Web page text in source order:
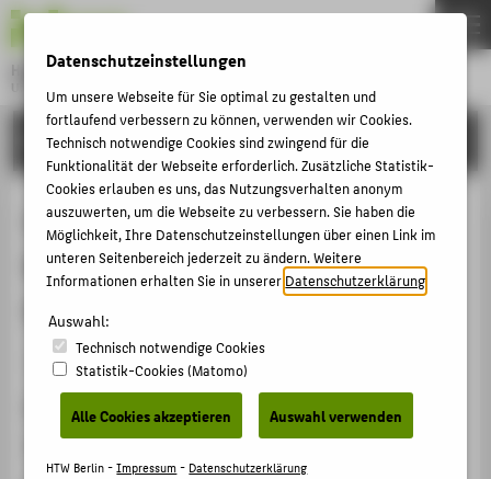
Hochschule für Technik und Wirtschaft Berlin
University of Applied Sciences
Menu
FORSCHUNG
Leitungskreis des Fachbereichs
Mensch-Computer-Interaktion der
Gesellschaft für Informatik
Mitgliedschaft › Fachgesellschaft / Verband › 2017
Homepage
https://fb-mci.gi.de/
THEMEN
HOCHSCHULE
CAMPUS
STUDIUM
LEHRE
KARRIERE
INTERNATIONAL
INFORMATIONEN FÜR
Datenschutzeinstellungen
Um unsere Webseite für Sie optimal zu gestalten und
fortlaufend verbessern zu können, verwenden wir Cookies.
Technisch notwendige Cookies sind zwingend für die
Funktionalität der Webseite erforderlich. Zusätzliche Statistik-
Cookies erlauben es uns, das Nutzungsverhalten anonym
auszuwerten, um die Webseite zu verbessern. Sie haben die
Möglichkeit, Ihre Datenschutzeinstellungen über einen Link im
unteren Seitenbereich jederzeit zu ändern. Weitere
Informationen erhalten Sie in unsererDatenschutzerklärung
Auswahl:
Technisch notwendige Cookies
Statistik-Cookies (Matomo)
Alle Cookies akzeptieren Auswahl verwenden
HTW Berlin -Impressum- Datenschutzerklärung